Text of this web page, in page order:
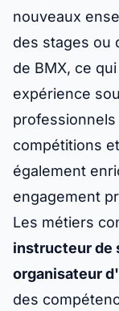
nouveaux
des stages ou
de BMX, ce
expérience
compétitions
également
engagement
Les métiers
instructeur de
organisateur
des